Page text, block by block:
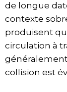
de longue
contexte
produisent
circulation à
collision est